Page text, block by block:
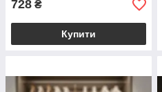
728 ₴
Купити